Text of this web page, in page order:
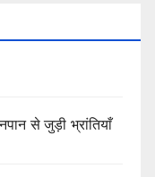
से जुड़ी भ्रांतियाँ